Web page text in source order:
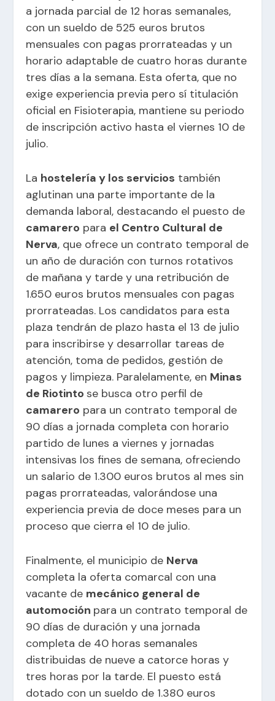
a jornada parcial de 12 horas semanales,
con un sueldo de 525 euros brutos
mensuales con pagas prorrateadas y un
horario adaptable de cuatro horas durante
tres días a la semana. Esta oferta, que no
exige experiencia previa pero sí titulación
oficial en Fisioterapia, mantiene su periodo
de inscripción activo hasta el viernes 10 de
julio.
La hostelería y los servicios también
aglutinan una parte importante de la
demanda laboral, destacando el puesto de
camarero para el Centro Cultural de
Nerva, que ofrece un contrato temporal de
un año de duración con turnos rotativos
de mañana y tarde y una retribución de
1.650 euros brutos mensuales con pagas
prorrateadas. Los candidatos para esta
plaza tendrán de plazo hasta el 13 de julio
para inscribirse y desarrollar tareas de
atención, toma de pedidos, gestión de
pagos y limpieza. Paralelamente, en Minas
de Riotintose busca otro perfil de
camarero para un contrato temporal de
90 días a jornada completa con horario
partido de lunes a viernes y jornadas
intensivas los fines de semana, ofreciendo
un salario de 1.300 euros brutos al mes sin
pagas prorrateadas, valorándose una
experiencia previa de doce meses para un
proceso que cierra el 10 de julio.
Finalmente, el municipio de Nerva
completa la oferta comarcal con una
vacante de mecánico general de
automoción para un contrato temporal de
90 días de duración y una jornada
completa de 40 horas semanales
distribuidas de nueve a catorce horas y
tres horas por la tarde. El puesto está
dotado con un sueldo de 1.380 euros